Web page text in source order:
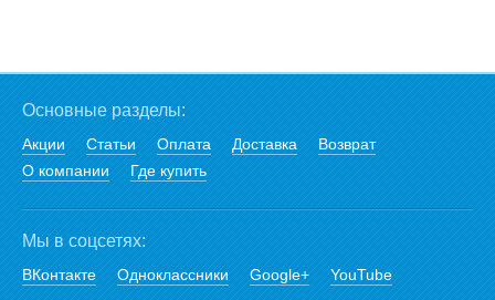
Основные разделы:
Акции Статьи Оплата Доставка
Возврат
О компании
Где купить
Мы в соцсетях:
ВКонтакте Одноклассники Google+ YouTube